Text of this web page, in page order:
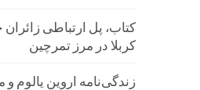
کتاب، پل ارتباطی زائران
کربلا در مرز تمرچین
زندگی‌نامه اروین یالوم